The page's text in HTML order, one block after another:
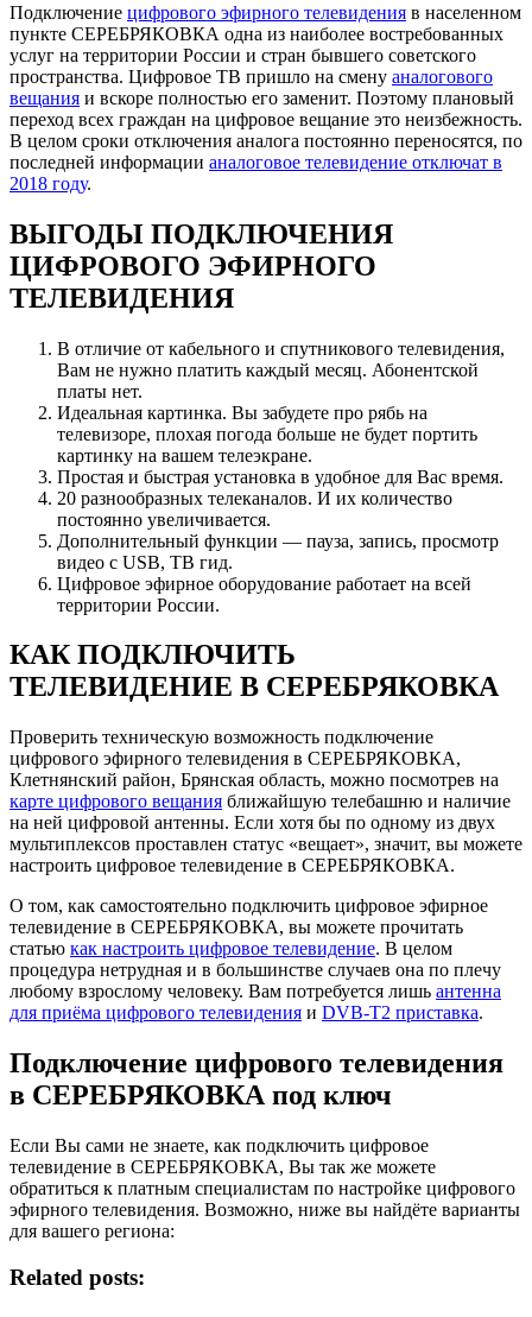
Подключение цифрового эфирного телевидения в населенном
пункте СЕРЕБРЯКОВКА одна из наиболее востребованных
услуг на территории России и стран бывшего советского
пространства. Цифровое ТВ пришло на смену аналогового
вещания и вскоре полностью его заменит. Поэтому плановый
переход всех граждан на цифровое вещание это неизбежность.
В целом сроки отключения аналога постоянно переносятся, по
последней информации аналоговое телевидение отключат в
2018 году.
ВЫГОДЫ ПОДКЛЮЧЕНИЯ
ЦИФРОВОГО ЭФИРНОГО
ТЕЛЕВИДЕНИЯ
В отличие от кабельного и спутникового телевидения,
Вам не нужно платить каждый месяц. Абонентской
платы нет.
Идеальная картинка. Вы забудете про рябь на
телевизоре, плохая погода больше не будет портить
картинку на вашем телеэкране.
Простая и быстрая установка в удобное для Вас время.
20 разнообразных телеканалов. И их количество
постоянно увеличивается.
Дополнительный функции — пауза, запись, просмотр
видео с USB, ТВ гид.
Цифровое эфирное оборудование работает на всей
территории России.
КАК ПОДКЛЮЧИТЬ
ТЕЛЕВИДЕНИЕ В СЕРЕБРЯКОВКА
Проверить техническую возможность подключение
цифрового эфирного телевидения в СЕРЕБРЯКОВКА,
Клетнянский район, Брянская область, можно посмотрев на
карте цифрового вещания ближайшую телебашню и наличие
на ней цифровой антенны. Если хотя бы по одному из двух
мультиплексов проставлен статус «вещает», значит, вы можете
настроить цифровое телевидение в СЕРЕБРЯКОВКА.
О том, как самостоятельно подключить цифровое эфирное
телевидение в СЕРЕБРЯКОВКА, вы можете прочитать
статью как настроить цифровое телевидение. В целом
процедура нетрудная и в большинстве случаев она по плечу
любому взрослому человеку. Вам потребуется лишь антенна
для приёма цифрового телевидения и DVB-T2 приставка.
Подключение цифрового телевидения
в СЕРЕБРЯКОВКА под ключ
Если Вы сами не знаете, как подключить цифровое
телевидение в СЕРЕБРЯКОВКА, Вы так же можете
обратиться к платным специалистам по настройке цифрового
эфирного телевидения. Возможно, ниже вы найдёте варианты
для вашего региона:
Related posts: